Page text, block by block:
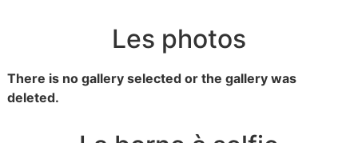
Les photos
There is no gallery selected or the gallery was
deleted.